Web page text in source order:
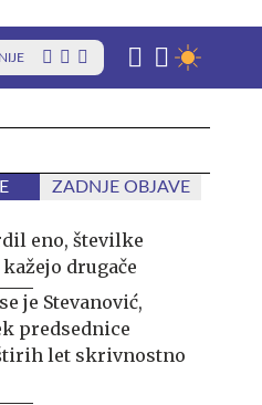
ZADNJE OBJAVE
eno, številke
drugače
je Stevanović,
predsednice
let skrivnostno